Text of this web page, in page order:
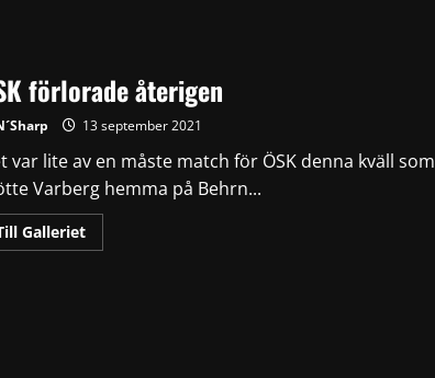
förlorade återigen
13 september 2021
var lite av en måste match för ÖSK denna kväll som
Varberg hemma på Behrn...
GallerietRead
more